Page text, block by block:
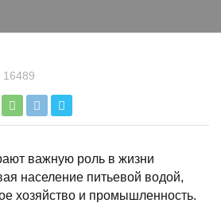
16489
важную роль в жизни
население питьевой водой,
хозяйство и промышленность.